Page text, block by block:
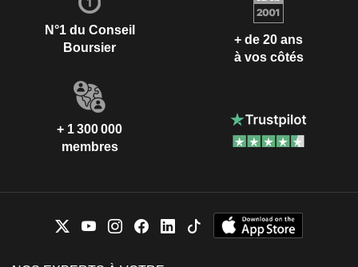
N°1 du Conseil
Boursier
+ de 20 ans
à vos côtés
+ 1 300 000
membres